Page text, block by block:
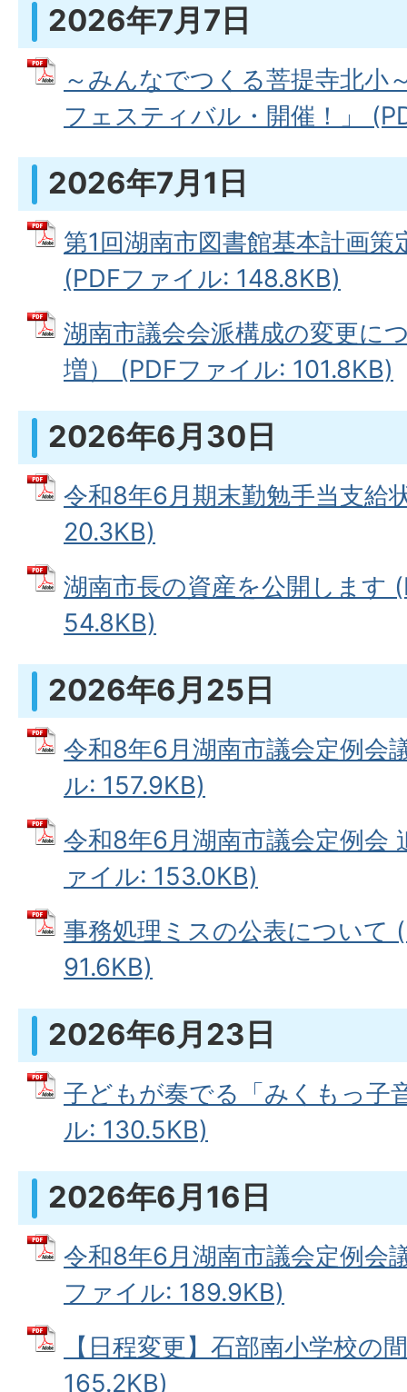
2026年7月7日
～みんなでつくる菩提寺北小
フェスティバル・開催！」
2026年7月1日
第1回湖南市図書館基本計画
(PDFファイル: 148.8KB)
湖南市議会会派構成の変更に
増） (PDFファイル: 101.8KB)
2026年6月30日
令和8年6月期末勤勉手当支給
20.3KB)
湖南市長の資産を公開します
54.8KB)
2026年6月25日
令和8年6月湖南市議会定例会
ル: 157.9KB)
令和8年6月湖南市議会定例会
ァイル: 153.0KB)
事務処理ミスの公表について
91.6KB)
2026年6月23日
子どもが奏でる「みくもっ子
ル: 130.5KB)
2026年6月16日
令和8年6月湖南市議会定例会
ファイル: 189.9KB)
【日程変更】石部南小学校の
165.2KB)